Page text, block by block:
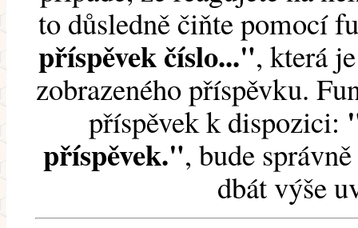
to důsledně čiňte pomocí
příspěvek číslo...", která
zobrazeného příspěvku.
příspěvek k dispozici:
příspěvek.", bude
dbát výše